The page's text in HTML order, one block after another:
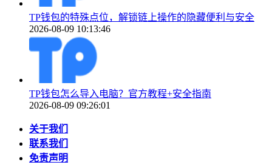
TP钱包的特殊点位，解锁链上操作的隐藏便利与安全
2026-08-09 10:13:46
TP钱包怎么导入电脑？官方教程+安全指南
2026-08-09 09:26:01
关于我们
联系我们
免责声明